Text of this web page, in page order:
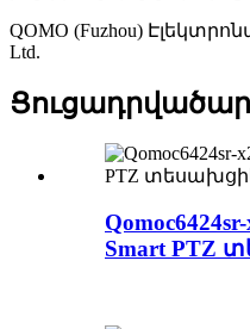
QOMO (Fuzhou)
Ltd.
Ցուցադրված
Smart PTZ